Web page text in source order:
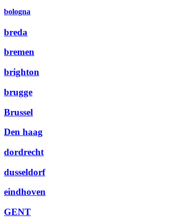
bologna
breda
bremen
brighton
brugge
Brussel
Den haag
dordrecht
dusseldorf
eindhoven
GENT